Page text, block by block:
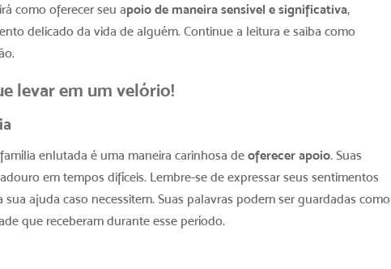
como oferecer seu apoio de maneira sensível e significativa,
delicado da vida de alguém. Continue a leitura e saiba como
levar em um velório!
enlutada é uma maneira carinhosa de oferecer apoio. Suas
em tempos difíceis. Lembre-se de expressar seus sentimentos
sua ajuda caso necessitem. Suas palavras podem ser guardadas como
que receberam durante esse período.